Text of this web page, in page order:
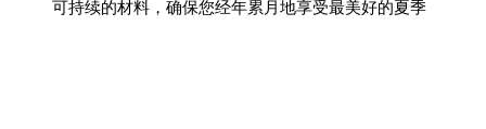
可持续的材料，确保您经年累月地享受最美好的夏季